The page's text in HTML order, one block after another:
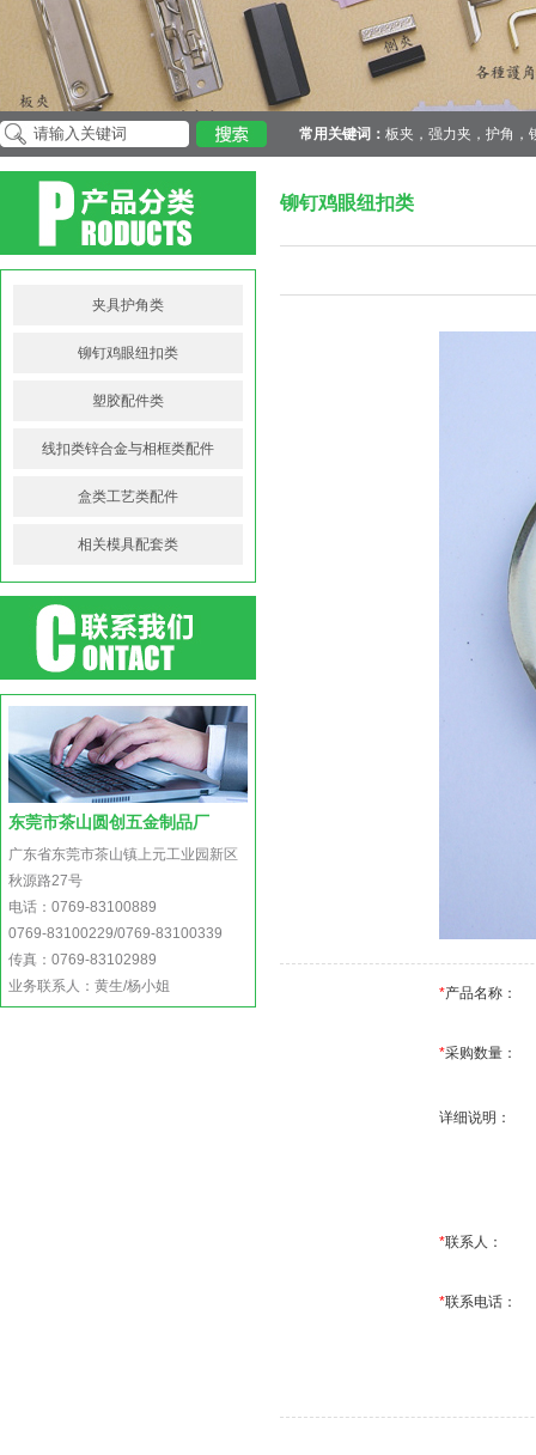
常用关键词： 板夹，强力夹，护角，
夹具护角类
铆钉鸡眼纽扣类
塑胶配件类
线扣类锌合金与相框类配件
盒类工艺类配件
相关模具配套类
东莞市茶山圆创五金制品厂
广东省东莞市茶山镇上元工业园新区
秋源路27号
电话：0769-83100889
0769-83100229/0769-83100339
传真：0769-83102989
业务联系人：黄生/杨小姐
铆钉鸡眼纽扣类
*产品名称：
*采购数量：
详细说明：
*联系人：
*联系电话：